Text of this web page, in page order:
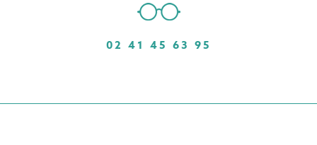
02 41 45 63 95